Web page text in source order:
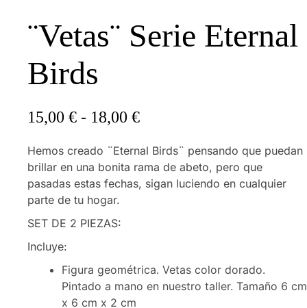
¨Vetas¨ Serie Eternal
Birds
15,00 € - 18,00 €
Hemos creado ¨Eternal Birds¨ pensando que puedan
brillar en una bonita rama de abeto, pero que
pasadas estas fechas, sigan luciendo en cualquier
parte de tu hogar.
SET DE 2 PIEZAS:
Incluye:
Figura geométrica. Vetas color dorado.
Pintado a mano en nuestro taller. Tamaño 6 cm
x 6 cm x 2 cm